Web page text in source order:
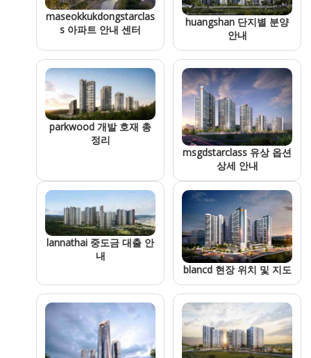
maseokkukdongstarclas
s 아파트 안내 센터
huangshan 단지별 분양
안내
parkwood 개발 호재 총
정리
msgdstarclass 유상 옵션
상세 안내
lannathai 중도금 대출 안
내
blancd 현장 위치 및 지도